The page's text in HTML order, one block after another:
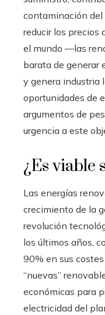
contaminación del
reducir los precios
el mundo —las
barata de generar
y genera industria
oportunidades de
argumentos de
urgencia a este
¿Es viable
Las energías
crecimiento de la
revolución
los últimos años,
90% en sus
“nuevas”
económicas para
electricidad del